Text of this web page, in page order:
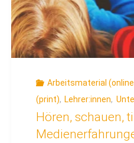
Arbeitsmaterial
(print), Lehrer:innen,
Hören, schauen,